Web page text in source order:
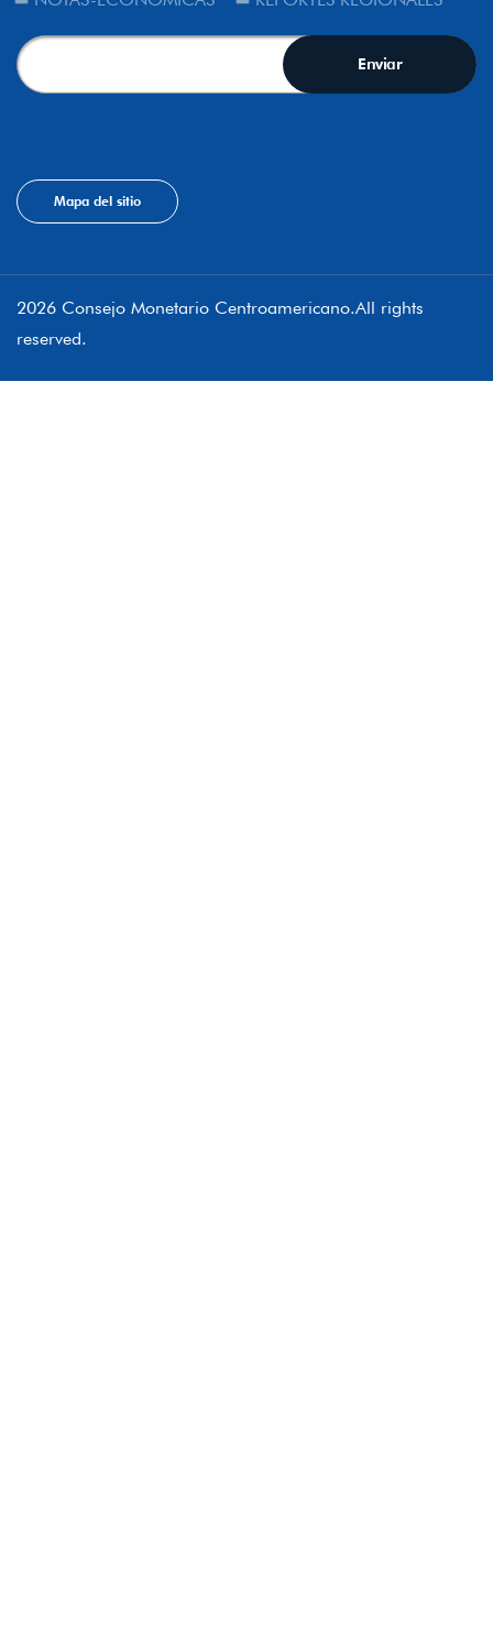
Mapa del sitio
2026 Consejo Monetario Centroamericano.All rights
reserved.